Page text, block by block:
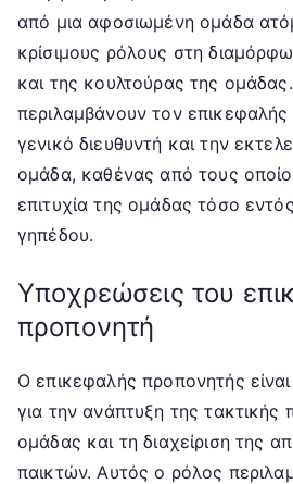
από μια αφοσιωμένη ομάδα
κρίσιμους ρόλους στη
και της κουλτούρας της
περιλαμβάνουν τον
γενικό διευθυντή και την
ομάδα, καθένας από τους
επιτυχία της ομάδας τόσο
γηπέδου.
Υποχρεώσεις του
προπονητή
Ο επικεφαλής προπονητής
για την ανάπτυξη της τακτικής
ομάδας και τη διαχείριση της
παικτών. Αυτός ο ρόλος